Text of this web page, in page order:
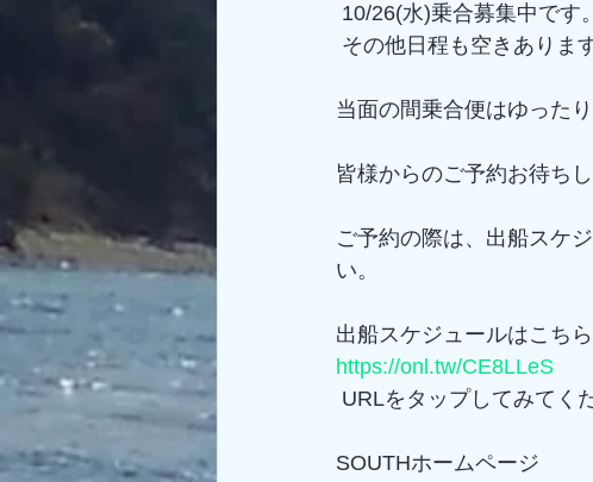
10/26(水)乗合募集中です
その他日程も空きあります
当面の間乗合便はゆった
皆様からのご予約お待ち
ご予約の際は、出船スケ
い。
出船スケジュールはこち
https://onl.tw/CE8LLeS
URLをタップしてみてく
SOUTHホームページ